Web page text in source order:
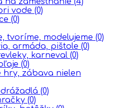
vode (0)
(0)
tvoríme, modelujeme (0)
armáda, pištole (0)
karneval (0)
(0)
hry, zábava nielen
(0)
(0)